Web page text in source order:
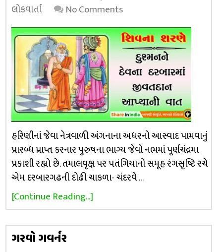
લોકવાર્તા
No Comments
હરિણીનાં જેવા નેત્રવાળી અંગનાના અધરનો આસ્વાદ પામવાનું
પ્રારબ્ધ પ્રાપ્ત કરનાર પુરુષના ભાગ્ય જેવો નભમાં પૂર્ણચંદ્રમા
પ્રકાશી રહ્યો છે. તમાલવૃક્ષ પર પતંગિયાનો સમૂહ રંગસૃષ્ટિ રચે
એમ દરબારગઢની દોઢી ચાકળા- ચંદરવે …
[Continue Reading...]
ગરવો ગવર્નર